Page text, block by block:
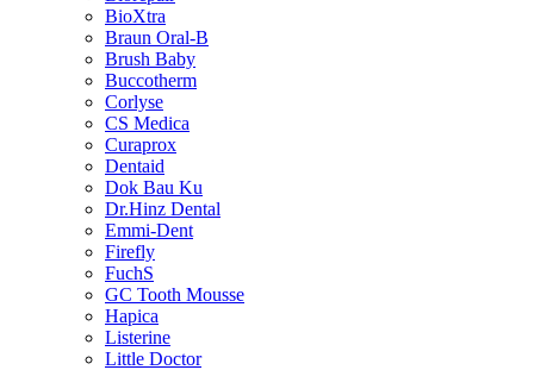
BioXtra
Braun Oral-B
Brush Baby
Buccotherm
Corlyse
CS Medica
Curaprox
Dentaid
Dok Bau Ku
Dr.Hinz Dental
Emmi-Dent
Firefly
FuchS
GC Tooth Mousse
Hapica
Listerine
Little Doctor